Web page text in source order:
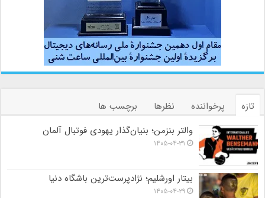
تازه پرخواننده نظرها
برچسب ها
والتر بنزمن؛ بنیان‌گذار یهودی فوتبال آلمان
۱۴۰۵-۰۴-۳۱
بیتار اورشلیم؛ نژادپرست‌ترین باشگاه دنیا
۱۴۰۵-۰۴-۲۹